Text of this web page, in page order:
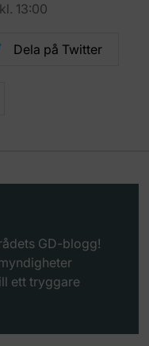
13:00
Dela på Twitter
GD-blogg!
ett tryggare